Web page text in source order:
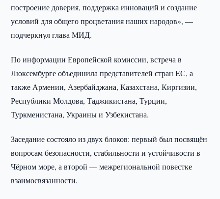
построение доверия, поддержка инноваций и создание
условий для общего процветания наших народов», —
подчеркнул глава МИД.
По информации Европейской комиссии, встреча в
Люксембурге объединила представителей стран ЕС, а
также Армении, Азербайджана, Казахстана, Киргизии,
Республики Молдова, Таджикистана, Турции,
Туркменистана, Украины и Узбекистана.
Заседание состояло из двух блоков: первый был посвящён
вопросам безопасности, стабильности и устойчивости в
Чёрном море, а второй — межрегиональной повестке
взаимосвязанности.